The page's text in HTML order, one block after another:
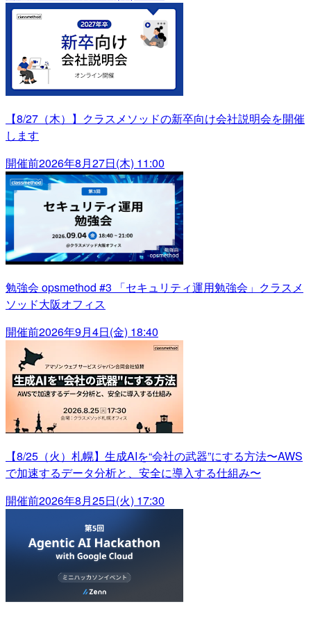
【8/27（木）】クラスメソッドの新卒向け会社説明会を開催
します
開催前2026年8月27日(木) 11:00
勉強会 opsmethod #3 「セキュリティ運用勉強会」クラスメ
ソッド大阪オフィス
開催前2026年9月4日(金) 18:40
【8/25（火）札幌】生成AIを“会社の武器”にする方法〜AWS
で加速するデータ分析と、安全に導入する仕組み〜
開催前2026年8月25日(火) 17:30